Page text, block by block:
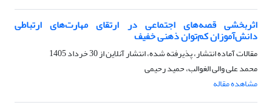
اثربخشی قصه‌های اجتماعی در ارتقای مهارت‌های ارتباطی
دانش‌آموزان کم‌توان ذهنی خفیف
مقالات آماده انتشار، پذیرفته شده، انتشار آنلاین از30 خرداد 1405
محمد علی والی الغوالب، حمید رحیمی
مشاهده مقاله